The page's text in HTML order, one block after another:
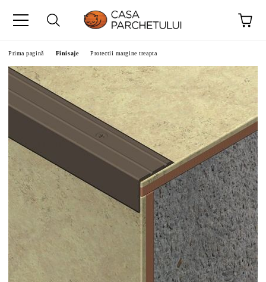
Prima pagină Finisaje Protectii margine treapta